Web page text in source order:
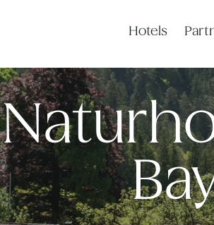
Hotels